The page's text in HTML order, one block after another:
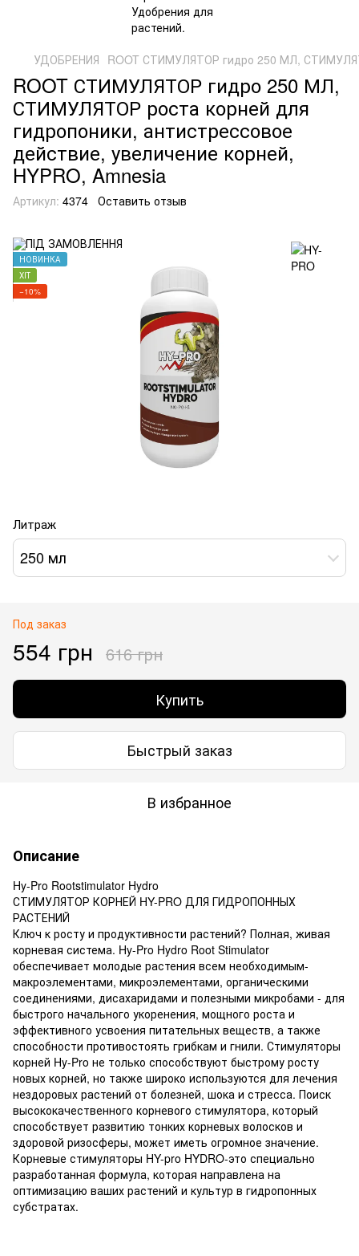
УДОБРЕНИЯ ROOT СТИМУЛЯТОР гидро 250 МЛ,
ROOT СТИМУЛЯТОР гидро 250 МЛ,
СТИМУЛЯТОР роста корней для
гидропоники, антистрессовое
действие, увеличение корней,
HYPRO, Amnesia
Артикул: 4374 Оставить отзыв
НОВИНКА
ХІТ
−10%
Литраж
250 мл
Под заказ
554 грн 616 грн
Купить
Быстрый заказ
В избранное
Описание
Hy-Pro Rootstimulator Hydro
СТИМУЛЯТОР КОРНЕЙ HY-PRO ДЛЯ ГИДРОПОННЫХ
РАСТЕНИЙ
Ключ к росту и продуктивности растений? Полная, живая
корневая система. Hy-Pro Hydro Root Stimulator
обеспечивает молодые растения всем необходимым-
макроэлементами, микроэлементами, органическими
соединениями, дисахаридами и полезными микробами - для
быстрого начального укоренения, мощного роста и
эффективного усвоения питательных веществ, а также
способности противостоять грибкам и гнили. Стимуляторы
корней Hy-Pro не только способствуют быстрому росту
новых корней, но также широко используются для лечения
нездоровых растений от болезней, шока и стресса. Поиск
высококачественного корневого стимулятора, который
способствует развитию тонких корневых волосков и
здоровой ризосферы, может иметь огромное значение.
Корневые стимуляторы HY-pro HYDRO-это специально
разработанная формула, которая направлена на
оптимизацию ваших растений и культур в гидропонных
субстратах.